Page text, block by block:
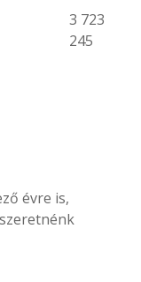
3 723
245
évre is,